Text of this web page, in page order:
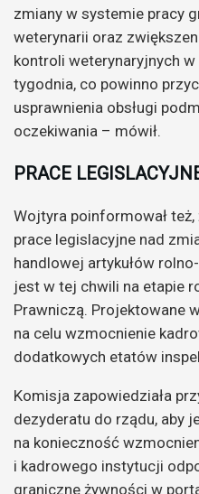
zmiany w systemie pracy
weterynarii oraz
kontroli weterynaryjnych
tygodnia, co powinno
usprawnienia obsługi
oczekiwania – mówił.
PRACE
Wojtyra poinformował
prace legislacyjne nad
handlowej artykułów
jest w tej chwili na etapie
Prawniczą. Projektowane
na celu wzmocnienie
dodatkowych etatów
Komisja zapowiedziała
dezyderatu do rządu, aby
na konieczność
i kadrowego instytucji
graniczne żywności w